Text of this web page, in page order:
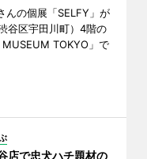
んの個展「SELFY」が
谷区宇田川町）4階の
MUSEUM TOKYO」で
店で忠犬ハチ題材の